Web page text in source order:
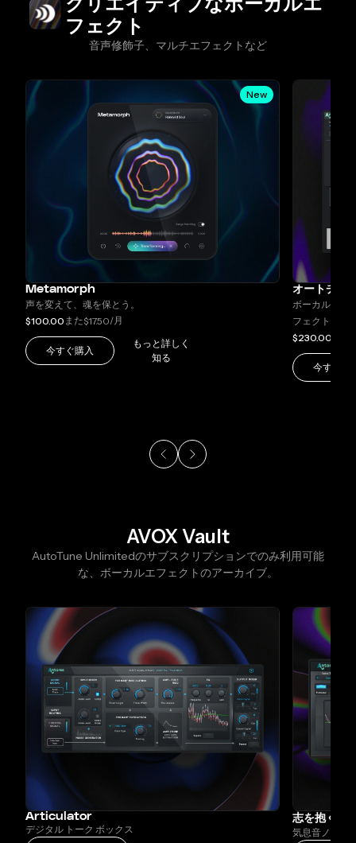
フェクト
音声修飾子、マルチエフェクトなど
New
Metamorph
声を変えて、魂を保とう。
$100.00 また$17.50/月
今すぐ購入
もっと詳しく
知る
オートチュ
ボーカルトラ
フェクト。
$230.00
今すぐ購
AVOX Vault
AutoTune Unlimitedのサブスクリプションでのみ利用可能
な、ボーカルエフェクトのアーカイブ。
Articulator
デジタル トーク ボックス
志を抱く
気息音ノイズ